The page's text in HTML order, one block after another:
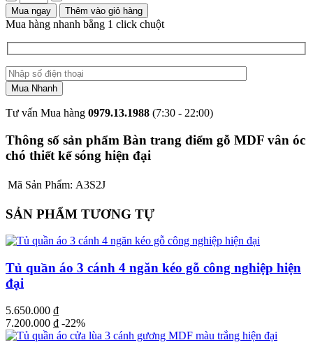
Mua ngay Thêm vào giỏ hàng
Mua hàng nhanh bằng 1 click chuột
Tư vấn Mua hàng 0979.13.1988 (7:30 - 22:00)
Thông số sản phẩm Bàn trang điểm gỗ MDF vân óc
chó thiết kế sóng hiện đại
Mã Sản Phẩm: A3S2J
SẢN PHẨM TƯƠNG TỰ
Tủ quần áo 3 cánh 4 ngăn kéo gỗ công nghiệp hiện
đại
5.650.000 ₫
7.200.000 ₫ -22%